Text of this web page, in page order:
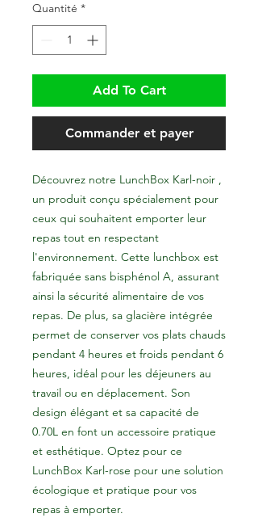
Quantité *
Add To Cart
Commander et payer
Découvrez notre LunchBox Karl-noir ,
un produit conçu spécialement pour
ceux qui souhaitent emporter leur
repas tout en respectant
l'environnement. Cette lunchbox est
fabriquée sans bisphénol A, assurant
ainsi la sécurité alimentaire de vos
repas. De plus, sa glacière intégrée
permet de conserver vos plats chauds
pendant 4 heures et froids pendant 6
heures, idéal pour les déjeuners au
travail ou en déplacement. Son
design élégant et sa capacité de
0.70L en font un accessoire pratique
et esthétique. Optez pour ce
LunchBox Karl-rose pour une solution
écologique et pratique pour vos
repas à emporter.